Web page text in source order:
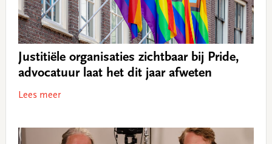
Justitiële organisaties zichtbaar bij Pride,
advocatuur laat het dit jaar afweten
Lees meer